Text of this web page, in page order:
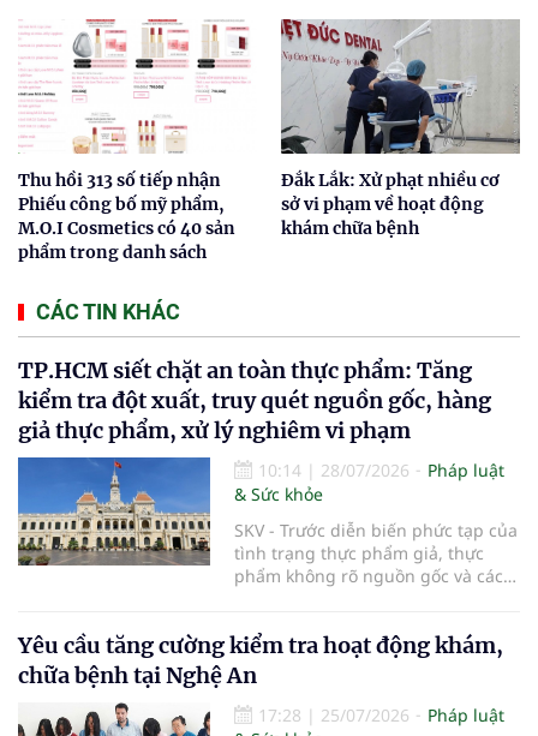
Thu hồi 313 số tiếp nhận
Phiếu công bố mỹ phẩm,
M.O.I Cosmetics có 40 sản
phẩm trong danh sách
Đắk Lắk: Xử phạt nhiều cơ
sở vi phạm về hoạt động
khám chữa bệnh
CÁC TIN KHÁC
TP.HCM siết chặt an toàn thực phẩm: Tăng
kiểm tra đột xuất, truy quét nguồn gốc, hàng
giả thực phẩm, xử lý nghiêm vi phạm
10:14 | 28/07/2026
Pháp luật
& Sức khỏe
SKV - Trước diễn biến phức tạp của
tình trạng thực phẩm giả, thực
phẩm không rõ nguồn gốc và các
kế hoạch tăng cường bảo đảm an
toàn thực phẩm trên địa bàn năm
2026. Thành phố sẽ đẩy mạnh
thanh tra, kiểm tra đột xuất, siết
Yêu cầu tăng cường kiểm tra hoạt động khám,
chữa bệnh tại Nghệ An
17:28 | 25/07/2026
Pháp luật